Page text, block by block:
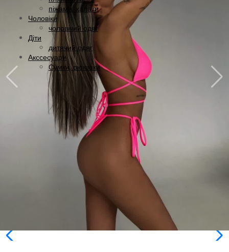
піжами, халати
Чоловіки
чоловічий одяг
Діти
дитячий одяг
Акссесуари
Сумки, рюкзаки